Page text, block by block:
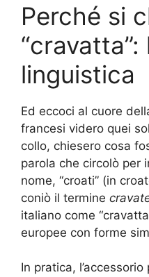
Perché si
linguistica
Ed eccoci al cuore
francesi videro quei
collo, chiesero cosa
parola che circolò per
nome, “croati” (in
coniò il termine
italiano come
europee con forme
In pratica,